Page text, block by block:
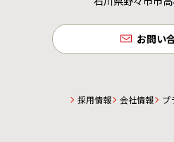
お問い
採用情報 会社情報 プ